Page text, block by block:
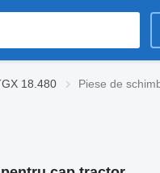
18.480 Piese de